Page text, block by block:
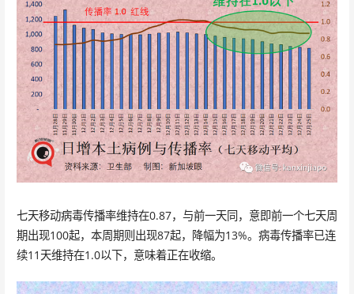
七天移动病毒传播率维持在0.87，与前一天同，意即前一个七天周
期出现100起，本周期则出现87起，降幅为13%。病毒传播率已连
续11天维持在1.0以下，意味着正在收缩。